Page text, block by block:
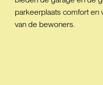
parkeerplaats comfort en
van de bewoners.